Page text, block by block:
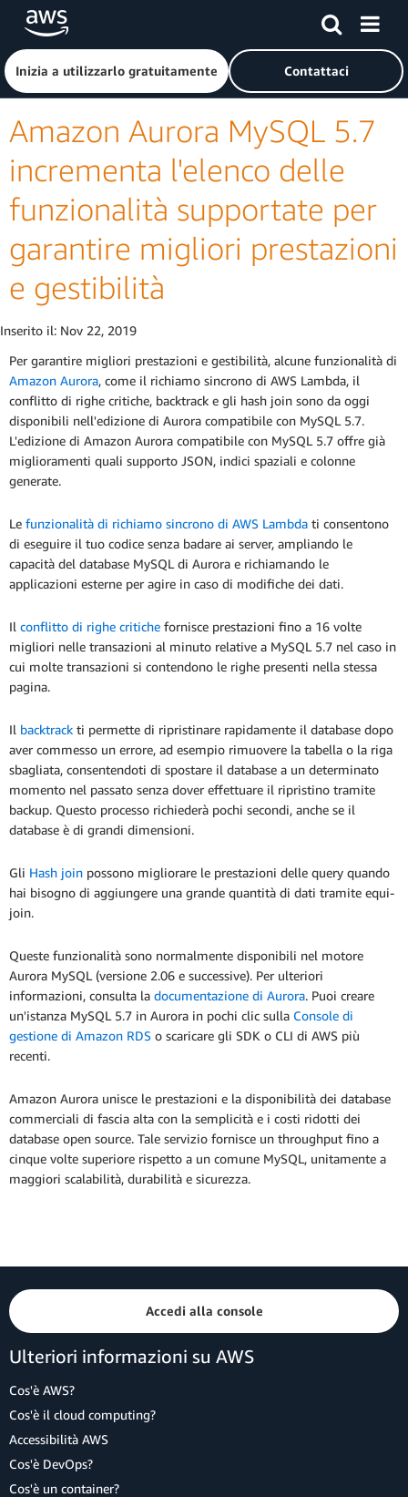
Passa al contenuto principale
Fai clic qui per tornare alla home page di Amazon Web
Inizia a utilizzarlo gratuitamente Contattaci
Amazon Aurora MySQL 5.7
incrementa l'elenco delle
funzionalità supportate per
garantire migliori prestazioni
e gestibilità
Inserito il: Nov 22, 2019
Per garantire migliori prestazioni e gestibilità, alcune funzionalità di
Amazon Aurora, come il richiamo sincrono di AWS Lambda, il
conflitto di righe critiche, backtrack e gli hash join sono da oggi
disponibili nell'edizione di Aurora compatibile con MySQL 5.7.
L'edizione di Amazon Aurora compatibile con MySQL 5.7 offre già
miglioramenti quali supporto JSON, indici spaziali e colonne
generate.
Le funzionalità di richiamo sincrono di AWS Lambda ti consentono
di eseguire il tuo codice senza badare ai server, ampliando le
capacità del database MySQL di Aurora e richiamando le
applicazioni esterne per agire in caso di modifiche dei dati.
Il conflitto di righe critiche fornisce prestazioni fino a 16 volte
migliori nelle transazioni al minuto relative a MySQL 5.7 nel caso in
cui molte transazioni si contendono le righe presenti nella stessa
pagina.
Il backtrack ti permette di ripristinare rapidamente il database dopo
aver commesso un errore, ad esempio rimuovere la tabella o la riga
sbagliata, consentendoti di spostare il database a un determinato
momento nel passato senza dover effettuare il ripristino tramite
backup. Questo processo richiederà pochi secondi, anche se il
database è di grandi dimensioni.
Gli Hash join possono migliorare le prestazioni delle query quando
hai bisogno di aggiungere una grande quantità di dati tramite equi-
join.
Queste funzionalità sono normalmente disponibili nel motore
Aurora MySQL (versione 2.06 e successive). Per ulteriori
informazioni, consulta la documentazione di Aurora. Puoi creare
un'istanza MySQL 5.7 in Aurora in pochi clic sulla Console di
gestione di Amazon RDS o scaricare gli SDK o CLI di AWS più
recenti.
Amazon Aurora unisce le prestazioni e la disponibilità dei database
commerciali di fascia alta con la semplicità e i costi ridotti dei
database open source. Tale servizio fornisce un throughput fino a
cinque volte superiore rispetto a un comune MySQL, unitamente a
maggiori scalabilità, durabilità e sicurezza.
Accedi alla console
Ulteriori informazioni su AWS
Cos'è AWS?
Cos'è il cloud computing?
Accessibilità AWS
Cos'è DevOps?
Cos'è un container?